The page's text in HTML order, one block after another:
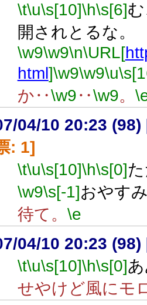
\t\u\s[10]\h\s[6]
開されとるな。
\w9\w9\n\URL[
html]\w9\w9\u
か‥\w9‥\w9。
04/10 20:23 (98)
: 1]
\t\u\s[10]\h\s[0]
\w9\s[-1]おやす
待て。 \e
04/10 20:23 (98)
\t\u\s[10]\h\s[0]
せやけど風にモ